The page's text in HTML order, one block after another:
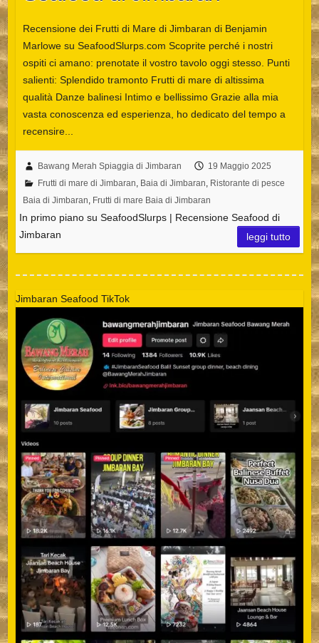
Recensione dei Frutti di Mare di Jimbaran di Benjamin
Marlowe su SeafoodSlurps.com Scoprite perché i nostri
ospiti ci amano: prenotate il vostro tavolo oggi stesso. Punti
salienti: Splendido tramonto Frutti di mare di altissima
qualità Danze balinesi Intimo e bellissimo Grazie alla mia
vasta conoscenza ed esperienza, ho dedicato del tempo a
recensire...
Bawang Merah Spiaggia di Jimbaran
19 Maggio 2025
Frutti di mare di Jimbaran Baia di Jimbaran Ristorante di pesce
Baia di Jimbaran Frutti di mare Baia di Jimbaran
In primo piano su SeafoodSlurps | Recensione Seafood di
Jimbaran
leggi tutto
Jimbaran Seafood TikTok